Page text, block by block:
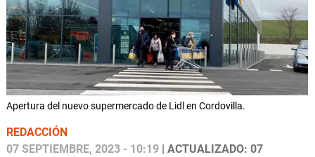
Apertura del nuevo supermercado de Lidl en Cordovilla.
REDACCIÓN
07 SEPTIEMBRE, 2023 - 10:19 | ACTUALIZADO: 07